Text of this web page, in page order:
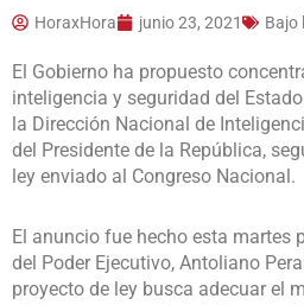
HoraxHora junio 23, 2021 Bajo
El Gobierno ha propuesto
inteligencia y seguridad del
la Dirección Nacional de
del Presidente de la República,
ley enviado al Congreso Nacional.
El anuncio fue hecho esta martes
del Poder Ejecutivo, Antoliano
proyecto de ley busca adecuar el